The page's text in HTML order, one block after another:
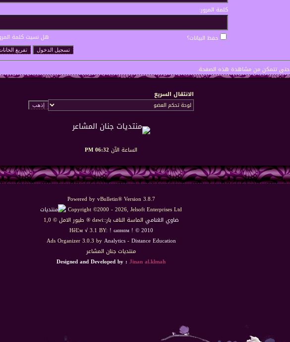
كلمة المرور:
هل نسيت كلمة حفظ البيانات؟
حتى تتمكن من مشاهدة هذه الصفحة.
الانتقال السريع
الساعة الآن 06:32 PM
Powered by vBulletin® Version 3.8.7
Copyright ©2000 - 2026, Jelsoft Enterprises Ltd
ضاوي الغنامي الماسة الناف بار::dawi ® طيور الامل © 1,0
HêĽм √ 3.1 BY: ! ωαнαм ! © 2010
Ads Organizer 3.0.3 byAnalytics-Distance Education
منتديات جنان المشاعر
Designed and Developed by : Jinan al.klmah